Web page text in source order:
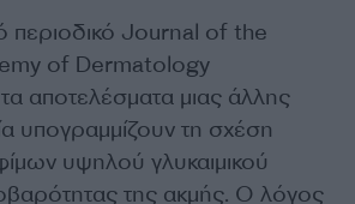
περιοδικό Journal of the
of Dermatology
αποτελέσματα μιας άλλης
υπογραμμίζουν τη σχέση
υψηλού γλυκαιμικού
της ακμής. Ο λόγος